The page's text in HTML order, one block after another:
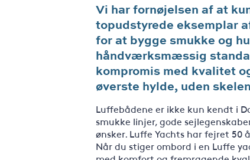
Vi har fornøjelsen af at
topudstyrede eksemplar
for at bygge smukke og
håndværksmæssig
kompromis med kvalitet
øverste hylde, uden
Luffebådene er ikke kun kendt i
smukke linjer, gode
ønsker. Luffe Yachts har fejret 50
Når du stiger ombord i en Luffe